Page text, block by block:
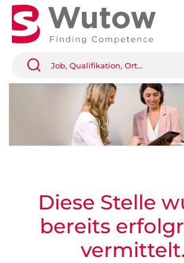
Diese Stelle
bereits
vermittelt.